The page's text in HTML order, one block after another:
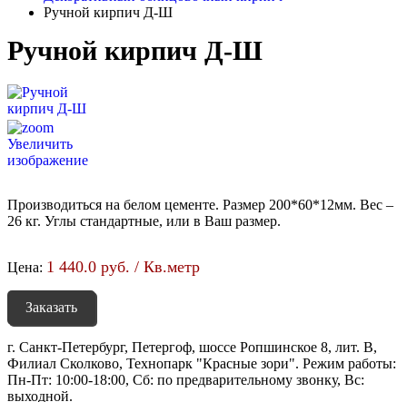
Ручной кирпич Д-Ш
Ручной кирпич Д-Ш
Увеличить
изображение
Производиться на белом цементе. Размер 200*60*12мм. Вес –
26 кг. Углы стандартные, или в Ваш размер.
Цена: 1 440.0 руб. / Кв.метр
Заказать
г. Санкт-Петербург, Петергоф, шоссе Ропшинское 8, лит. В,
Филиал Сколково, Технопарк "Красные зори". Режим работы:
Пн-Пт: 10:00-18:00, Сб: по предварительному звонку, Вс:
выходной.